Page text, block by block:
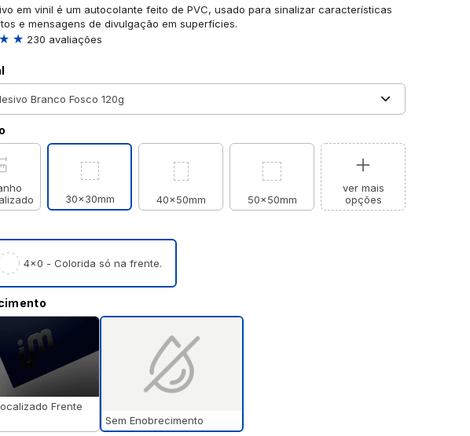
em vinil é um autocolante feito de PVC, usado para sinalizar características
e mensagens de divulgação em superfícies.
★ 230 avaliações
30x30mm 40x50mm 50x50mm
ver mais
opções
4×0 - Colorida só na frente.
Frente
Sem Enobrecimento